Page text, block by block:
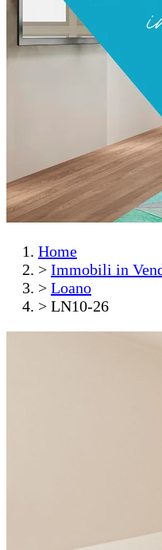
Home
> Immobili in
> Loano
> LN10-26